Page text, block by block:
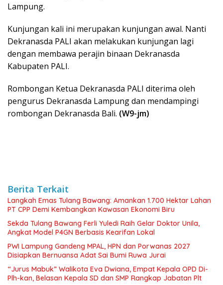
Lampung.
Kunjungan kali ini merupakan kunjungan awal. Nanti
Dekranasda PALI akan melakukan kunjungan lagi
dengan membawa perajin binaan Dekranasda
Kabupaten PALI.
Rombongan Ketua Dekranasda PALI diterima oleh
pengurus Dekranasda Lampung dan mendampingi
rombongan Dekranasda Bali. (W9-jm)
Berita Terkait
Langkah Emas Tulang Bawang: Amankan 1.700 Hektar Lahan
PT CPP Demi Kembangkan Kawasan Ekonomi Biru
Sekda Tulang Bawang Ferli Yuledi Raih Gelar Doktor Unila,
Angkat Model P4GN Berbasis Kearifan Lokal
PWI Lampung Gandeng MPAL, HPN dan Porwanas 2027
Disiapkan Bernuansa Adat Sai Bumi Ruwa Jurai
“Jurus Mabuk” Walikota Eva Dwiana, Empat Kepala OPD Di-
Plh-kan, Belasan Kepala SD dan SMP Rangkap Jabatan Plt